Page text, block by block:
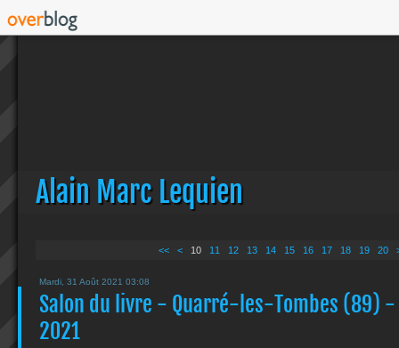
Alain Marc Lequien
<< < 10 11 12 13 14 15 16 17 18 19 20
Mardi, 31 Août 2021 03:08
Salon du livre - Quarré-les-Tombes (89)
2021